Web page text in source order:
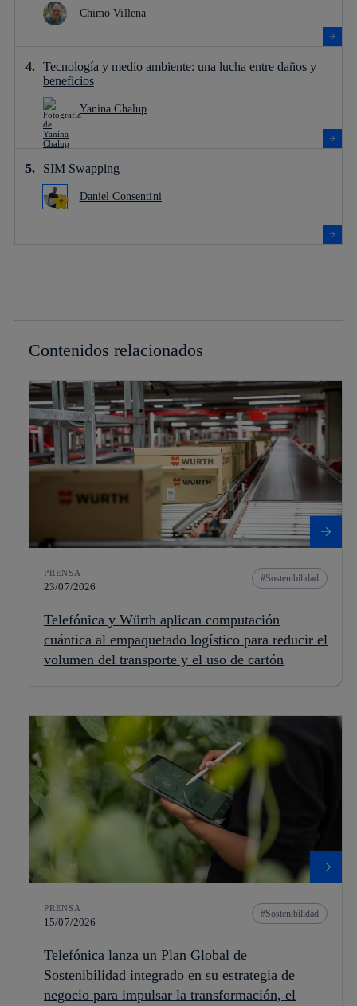
Chimo Villena
Tecnología y medio ambiente: una lucha entre daños y
beneficios
Yanina Chalup
SIM Swapping
Daniel Consentini
Contenidos relacionados
PRENSA
23/07/2026
Sostenibilidad
Telefónica y Würth aplican computación
cuántica al empaquetado logístico para reducir el
volumen del transporte y el uso de cartón
PRENSA
15/07/2026
Sostenibilidad
Telefónica lanza un Plan Global de
Sostenibilidad integrado en su estrategia de
negocio para impulsar la transformación, el